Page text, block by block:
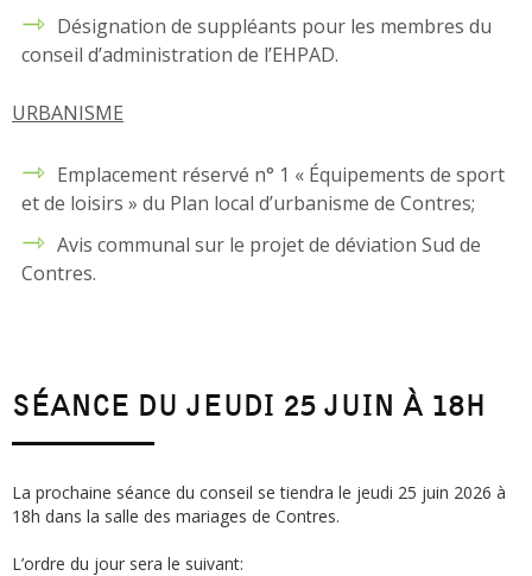
Désignation de suppléants pour les membres du
conseil d’administration de l’EHPAD.
URBANISME
Emplacement réservé n° 1 « Équipements de sport
et de loisirs » du Plan local d’urbanisme de Contres;
Avis communal sur le projet de déviation Sud de
Contres.
SÉANCE DU JEUDI 25 JUIN À 18H
La prochaine séance du conseil se tiendra le jeudi 25 juin 2026 à
18h dans la salle des mariages de Contres.
L’ordre du jour sera le suivant: